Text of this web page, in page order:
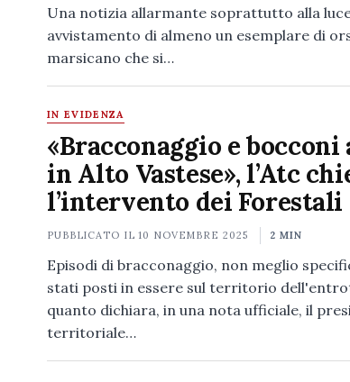
Una notizia allarmante soprattutto alla
avvistamento di almeno un esemplare di
marsicano che si…
IN EVIDENZA
«Bracconaggio e
in Alto Vastese», l’Atc
l’intervento dei Forestali
PUBBLICATO IL10 NOVEMBRE 2025 2 MIN
Episodi di bracconaggio, non meglio
stati posti in essere sul territorio
quanto dichiara, in una nota ufficiale, il
territoriale…